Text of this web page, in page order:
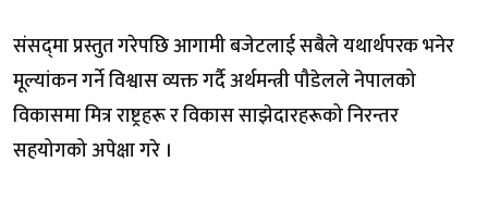
संसद्‍मा प्रस्तुत गरेपछि आगामी बजेटलाई सबैले यथार्थपरक भनेर
मूल्यांकन गर्ने विश्वास व्यक्त गर्दै अर्थमन्त्री पौडेलले नेपालको
विकासमा मित्र राष्ट्रहरू र विकास साझेदारहरूको निरन्तर
सहयोगको अपेक्षा गरे ।